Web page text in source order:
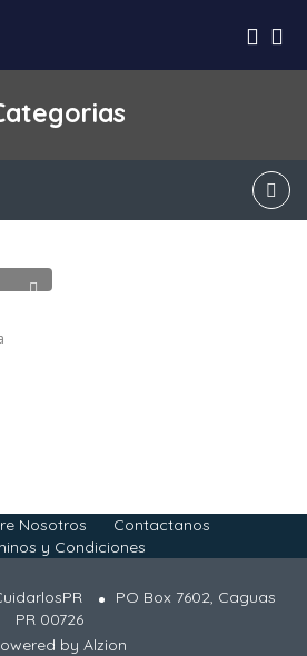
Nosotros
Contactanos
y Condiciones
PO Box 7602, Caguas
PR 00726
by Alzion